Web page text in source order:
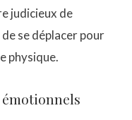
judicieux de
se déplacer pour
physique.